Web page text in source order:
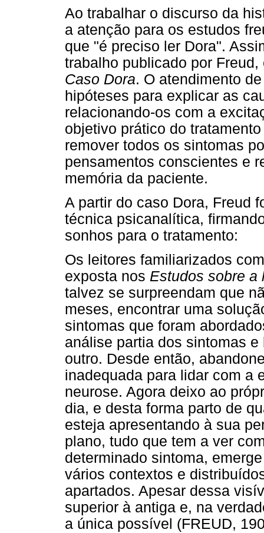
Ao trabalhar o discurso da
a atenção para os estudos
que "é preciso ler Dora".
trabalho publicado por
Caso Dora. O atendimento
hipóteses para explicar as
relacionando-os com a
objetivo prático do
remover todos os sintomas
pensamentos conscientes e
memória da paciente.
A partir do caso Dora, Freud
técnica psicanalítica,
sonhos para o tratamento:
Os leitores familiarizados
exposta nos Estudos sobre a
talvez se surpreendam que
meses, encontrar uma
sintomas que foram
análise partia dos sintomas
outro. Desde então,
inadequada para lidar com a
neurose. Agora deixo ao
dia, e desta forma parto de
esteja apresentando à sua
plano, tudo que tem a ver
determinado sintoma,
vários contextos e
apartados. Apesar dessa
superior à antiga e, na
a única possível (FREUD,